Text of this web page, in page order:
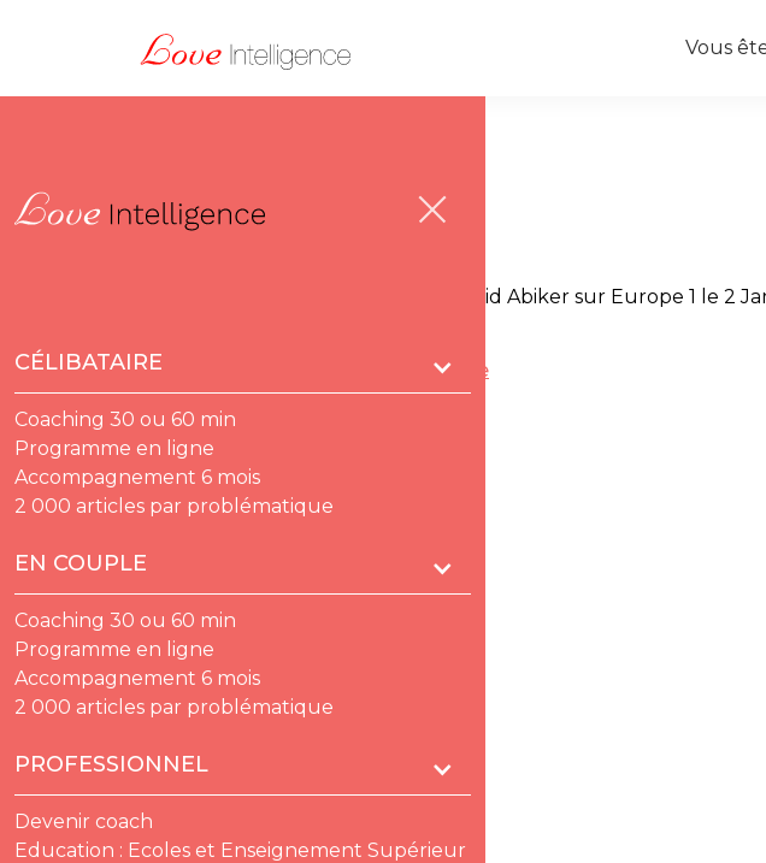
Vous
CÉLIBATAIRE
Coaching 30 ou 60 min
Programme en ligne
Accompagnement 6 mois
2 000 articles par problématique
EN COUPLE
Coaching 30 ou 60 min
Programme en ligne
Accompagnement 6 mois
2 000 articles par problématique
PROFESSIONNEL
Devenir coach
Education : Ecoles et Enseignement Supérieur
Europe 1
Florence Escaravage était l’invité de David Abiker sur Europe 1 le 2
Lire l'article Voir toute la presse